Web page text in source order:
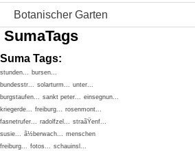
Botanischer Garten
SumaTags
Suma Tags:
stunden... bursen...
bundesstr... solarturm... unter...
burgstaufen... sankt peter... einsegnun...
kriegerde... freiburg... rosenmont...
fasnetrufer... radolfzel... straãŸenf...
susie... ã½berwach... menschen
freiburg... fotos... schauinsl...